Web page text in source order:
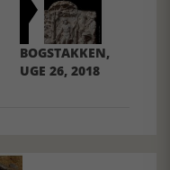
BOGSTAKKEN,
UGE 26, 2018